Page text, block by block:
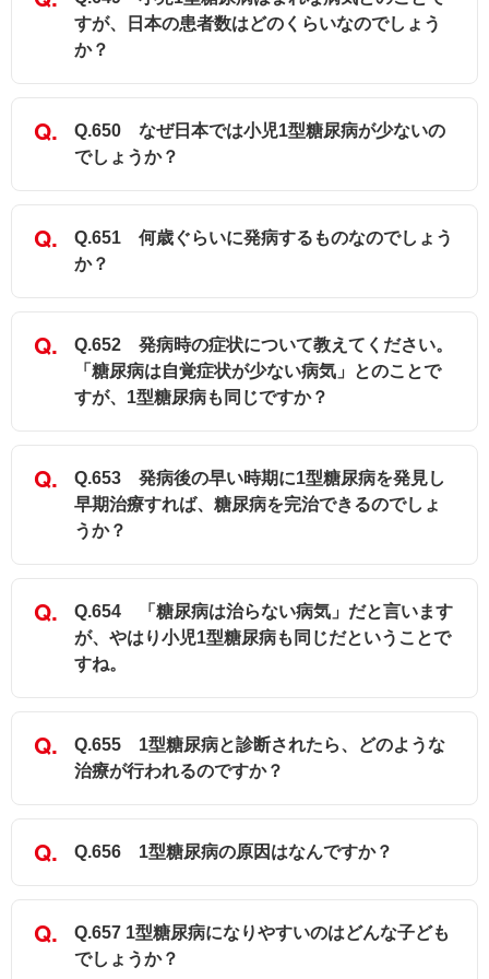
すが、日本の患者数はどのくらいなのでしょう
か？
Q.650 なぜ日本では小児1型糖尿病が少ないの
でしょうか？
Q.651 何歳ぐらいに発病するものなのでしょう
か？
Q.652 発病時の症状について教えてください。
「糖尿病は自覚症状が少ない病気」とのことで
すが、1型糖尿病も同じですか？
Q.653 発病後の早い時期に1型糖尿病を発見し
早期治療すれば、糖尿病を完治できるのでしょ
うか？
Q.654 「糖尿病は治らない病気」だと言います
が、やはり小児1型糖尿病も同じだということで
すね。
Q.655 1型糖尿病と診断されたら、どのような
治療が行われるのですか？
Q.656 1型糖尿病の原因はなんですか？
Q.657 1型糖尿病になりやすいのはどんな子ども
でしょうか？